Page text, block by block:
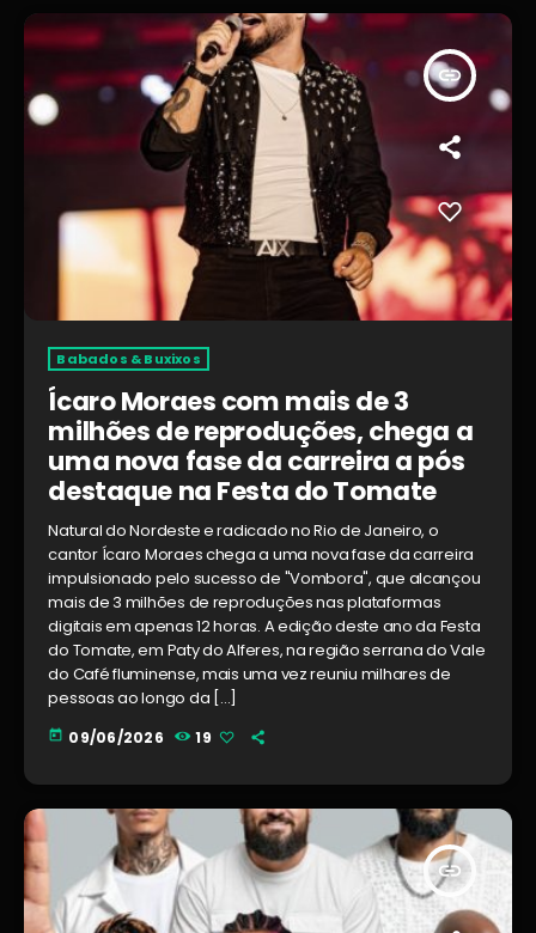
insert_link
Babados & Buxixos
Ícaro Moraes com mais de 3
milhões de reproduções, chega a
uma nova fase da carreira a pós
destaque na Festa do Tomate
Natural do Nordeste e radicado no Rio de Janeiro, o
cantor Ícaro Moraes chega a uma nova fase da carreira
impulsionado pelo sucesso de "Vombora", que alcançou
mais de 3 milhões de reproduções nas plataformas
digitais em apenas 12 horas. A edição deste ano da Festa
do Tomate, em Paty do Alferes, na região serrana do Vale
do Café fluminense, mais uma vez reuniu milhares de
pessoas ao longo da […]
today 09/06/2026 19
insert_link